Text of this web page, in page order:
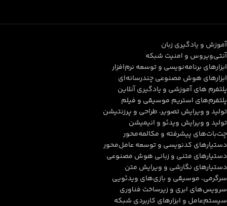
آموزش و یادگیری زبان
آنتی‌ویروس و امنیت شبکه
ابزارهای برنامه‌نویسی و توسعه نرم‌افزار
ابزارهای هوش مصنوعی چندرسانه‌ای
پلتفرم های آموزشی و یادگیری آنلاین
پلتفرم‌های استریم موسیقی و فیلم
تولید و ویرایش تصویر، طراحی و پرزنتیشن
تولید و ویرایش ویدئو و انیمیشن
چت‌بات‌های پیشرفته و مکالمه‌محور
دستیارهای کدنویسی و توسعه عامل‌محور
دستیارهای متنی و زبانی هوش مصنوعی
دستیارهای نگارشی و ویرایش متن
سرگرمی، موسیقی و بازی‌های ویدئویی
سرویس‌های ابری و زیرساخت فناوری
سیستم‌عامل و ابزارهای کاربردی شبکه